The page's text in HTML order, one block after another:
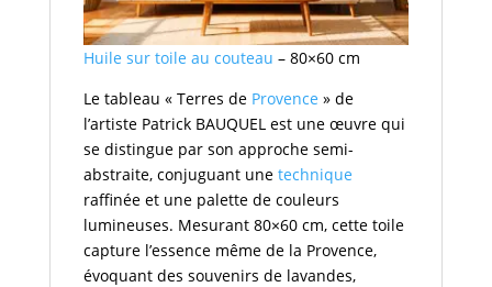
Huile sur toile au couteau – 80×60 cm
Le tableau « Terres de Provence » de
l’artiste Patrick BAUQUEL est une œuvre qui
se distingue par son approche semi-
abstraite, conjuguant une technique
raffinée et une palette de couleurs
lumineuses. Mesurant 80×60 cm, cette toile
capture l’essence même de la Provence,
évoquant des souvenirs de lavandes,